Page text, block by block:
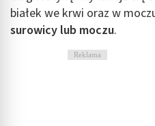
białek we krwi oraz w
surowicy lub moczu.
Reklama